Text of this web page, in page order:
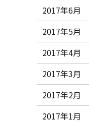
2017年6月
2017年5月
2017年4月
2017年3月
2017年2月
2017年1月